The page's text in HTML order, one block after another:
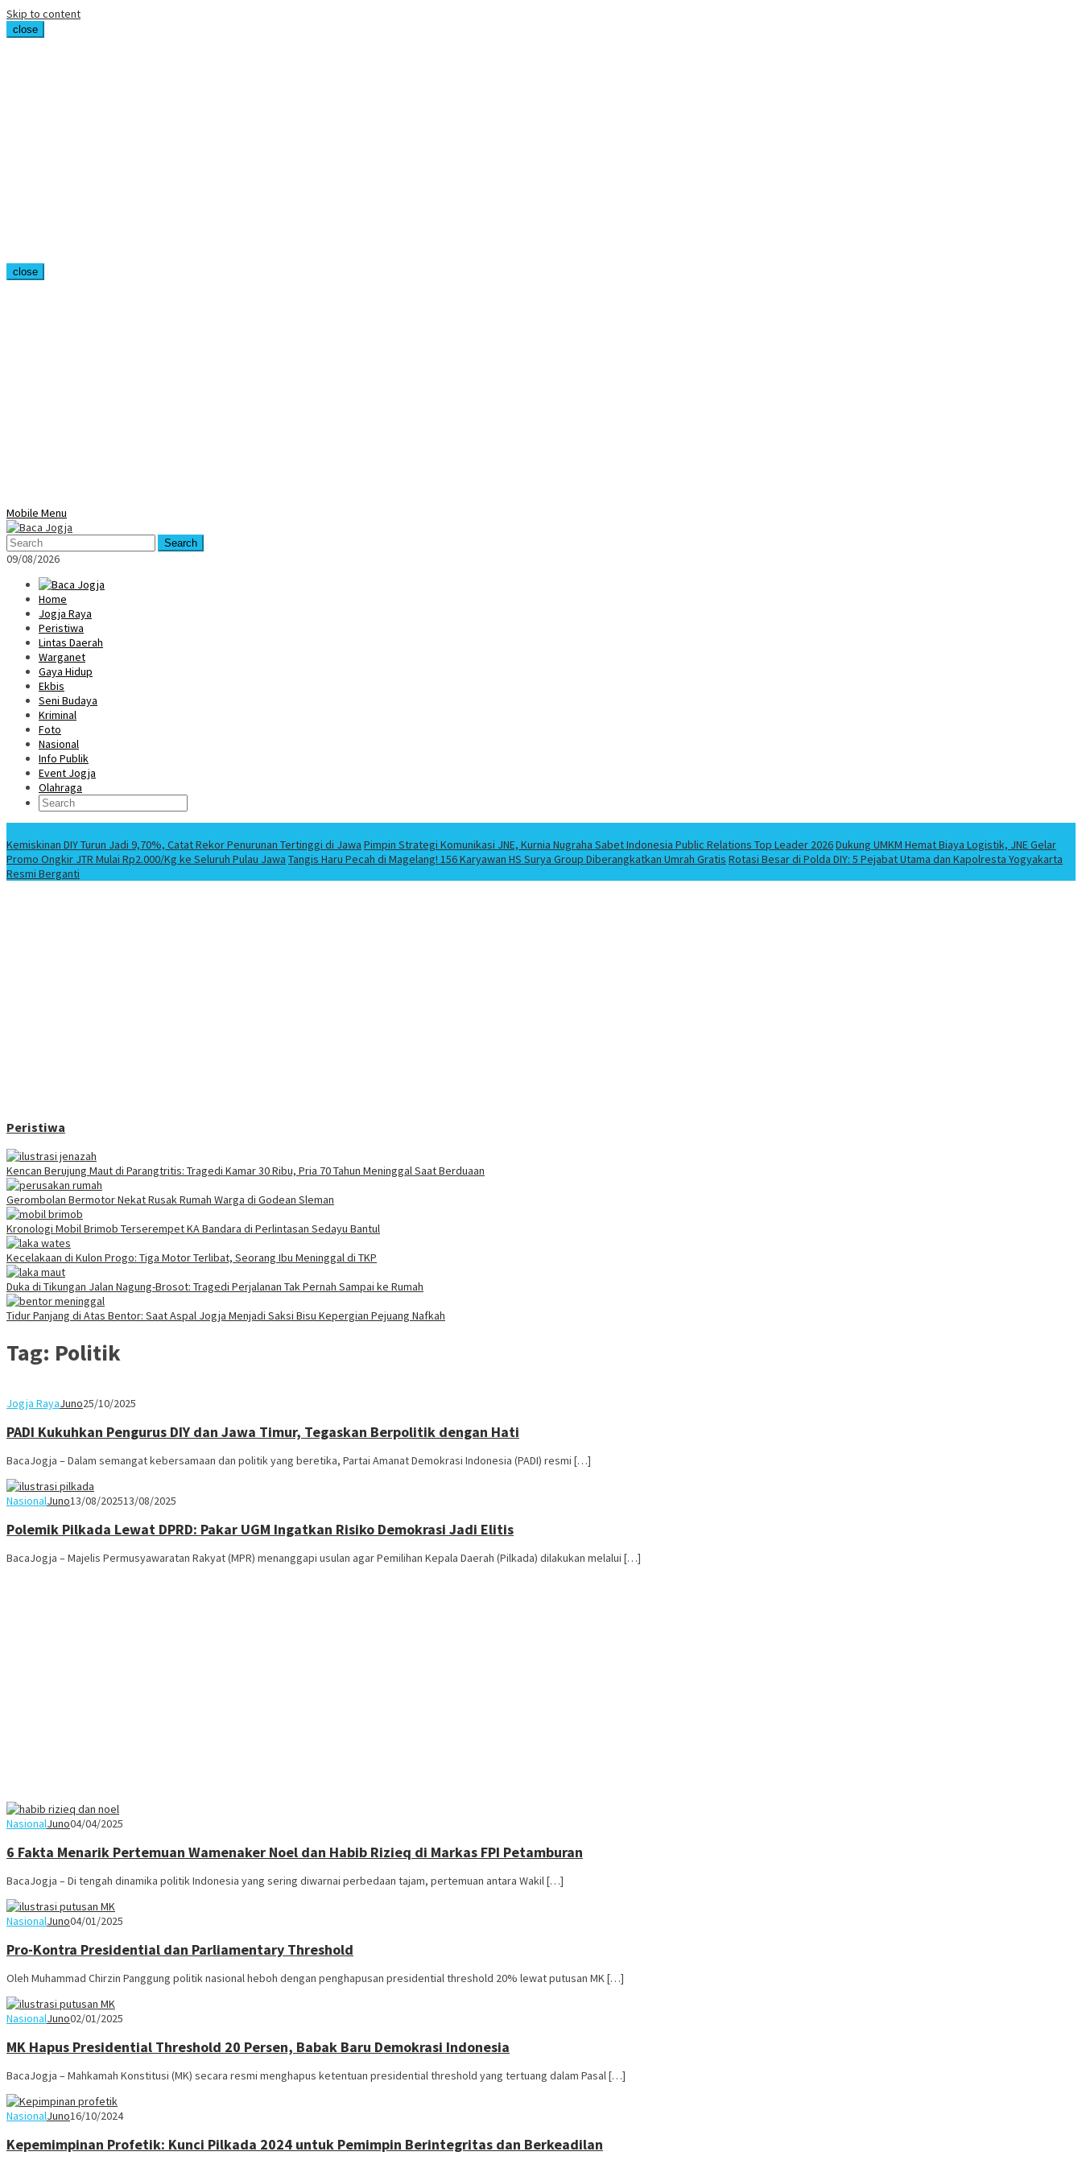
Skip to content
close
close
Mobile Menu
Search
09/08/2026
Home
Jogja Raya
Peristiwa
Lintas Daerah
Warganet
Gaya Hidup
Ekbis
Seni Budaya
Kriminal
Foto
Nasional
Info Publik
Event Jogja
Olahraga
Kemiskinan DIY Turun Jadi 9,70%, Catat Rekor Penurunan Tertinggi di Jawa Pimpin Strategi Komunikasi JNE, Kurnia Nugraha Sabet Indonesia Public Relations Top Leader 2026Dukung UMKM Hemat Biaya Logistik, JNE Gelar
Promo Ongkir JTR Mulai Rp2.000/Kg ke Seluruh Pulau Jawa Tangis Haru Pecah di Magelang! 156 Karyawan HS Surya Group Diberangkatkan Umrah Gratis Rotasi Besar di Polda DIY: 5 Pejabat Utama dan Kapolresta Yogyakarta
Resmi Berganti
Peristiwa
Kencan Berujung Maut di Parangtritis: Tragedi Kamar 30 Ribu, Pria 70 Tahun Meninggal Saat Berduaan
Gerombolan Bermotor Nekat Rusak Rumah Warga di Godean Sleman
Kronologi Mobil Brimob Terserempet KA Bandara di Perlintasan Sedayu Bantul
Kecelakaan di Kulon Progo: Tiga Motor Terlibat, Seorang Ibu Meninggal di TKP
Duka di Tikungan Jalan Nagung-Brosot: Tragedi Perjalanan Tak Pernah Sampai ke Rumah
Tidur Panjang di Atas Bentor: Saat Aspal Jogja Menjadi Saksi Bisu Kepergian Pejuang Nafkah
Tag: Politik
Jogja RayaJuno25/10/2025
PADI Kukuhkan Pengurus DIY dan Jawa Timur, Tegaskan Berpolitik dengan Hati
BacaJogja – Dalam semangat kebersamaan dan politik yang beretika, Partai Amanat Demokrasi Indonesia (PADI) resmi […]
NasionalJuno13/08/202513/08/2025
Polemik Pilkada Lewat DPRD: Pakar UGM Ingatkan Risiko Demokrasi Jadi Elitis
BacaJogja – Majelis Permusyawaratan Rakyat (MPR) menanggapi usulan agar Pemilihan Kepala Daerah (Pilkada) dilakukan melalui […]
NasionalJuno04/04/2025
6 Fakta Menarik Pertemuan Wamenaker Noel dan Habib Rizieq di Markas FPI Petamburan
BacaJogja – Di tengah dinamika politik Indonesia yang sering diwarnai perbedaan tajam, pertemuan antara Wakil […]
NasionalJuno04/01/2025
Pro-Kontra Presidential dan Parliamentary Threshold
Oleh Muhammad Chirzin Panggung politik nasional heboh dengan penghapusan presidential threshold 20% lewat putusan MK […]
NasionalJuno02/01/2025
MK Hapus Presidential Threshold 20 Persen, Babak Baru Demokrasi Indonesia
BacaJogja – Mahkamah Konstitusi (MK) secara resmi menghapus ketentuan presidential threshold yang tertuang dalam Pasal […]
NasionalJuno16/10/2024
Kepemimpinan Profetik: Kunci Pilkada 2024 untuk Pemimpin Berintegritas dan Berkeadilan